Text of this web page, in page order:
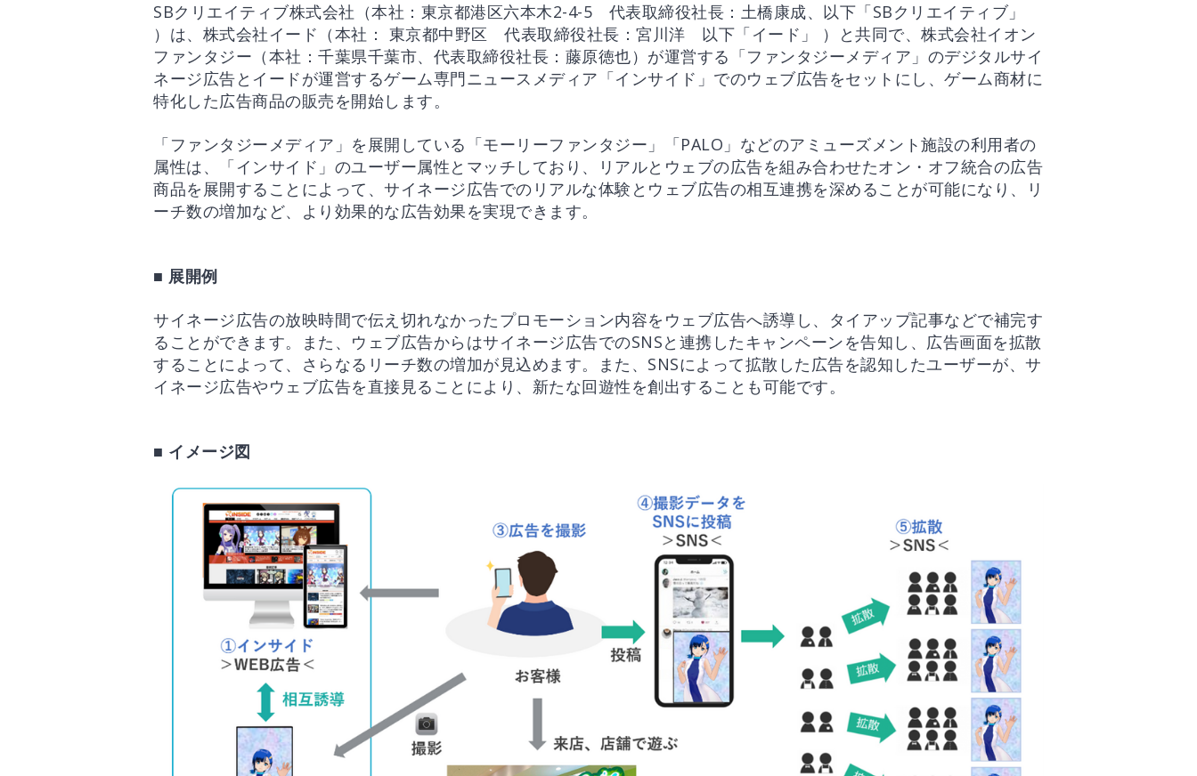
SBクリエイティブ株式会社（本社：東京都港区六本木2-4-5 代表取締役社長：土橋康成、以下「SBクリエイティブ」
）は、株式会社イード（本社： 東京都中野区 代表取締役社長：宮川洋 以下「イード」 ）と共同で、株式会社イオン
ファンタジー（本社：千葉県千葉市、代表取締役社長：藤原徳也）が運営する「ファンタジーメディア」のデジタルサイ
ネージ広告とイードが運営するゲーム専門ニュースメディア「インサイド」でのウェブ広告をセットにし、ゲーム商材に
特化した広告商品の販売を開始します。
「ファンタジーメディア」を展開している「モーリーファンタジー」「PALO」などのアミューズメント施設の利用者の
属性は、「インサイド」のユーザー属性とマッチしており、リアルとウェブの広告を組み合わせたオン・オフ統合の広告
商品を展開することによって、サイネージ広告でのリアルな体験とウェブ広告の相互連携を深めることが可能になり、リ
ーチ数の増加など、より効果的な広告効果を実現できます。
■ 展開例
サイネージ広告の放映時間で伝え切れなかったプロモーション内容をウェブ広告へ誘導し、タイアップ記事などで補完す
ることができます。また、ウェブ広告からはサイネージ広告でのSNSと連携したキャンペーンを告知し、広告画面を拡散
することによって、さらなるリーチ数の増加が見込めます。また、SNSによって拡散した広告を認知したユーザーが、サ
イネージ広告やウェブ広告を直接見ることにより、新たな回遊性を創出することも可能です。
■ イメージ図